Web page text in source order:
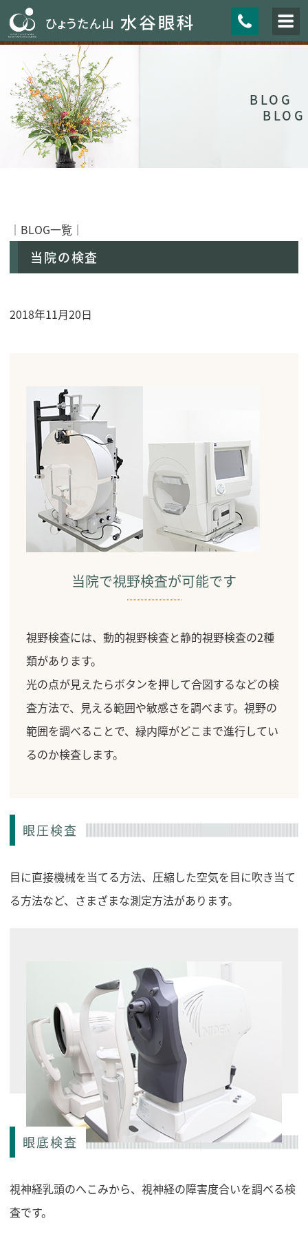
BLOG
BLOG
│ BLOG一覧 │
当院の検査
2018年11月20日
当院で視野検査が可能です
視野検査には、動的視野検査と静的視野検査の2種
類があります。
光の点が見えたらボタンを押して合図するなどの検
査方法で、見える範囲や敏感さを調べます。視野の
範囲を調べることで、緑内障がどこまで進行してい
るのか検査します。
眼圧検査
目に直接機械を当てる方法、圧縮した空気を目に吹き当て
る方法など、さまざまな測定方法があります。
眼底検査
視神経乳頭のへこみから、視神経の障害度合いを調べる検
査です。